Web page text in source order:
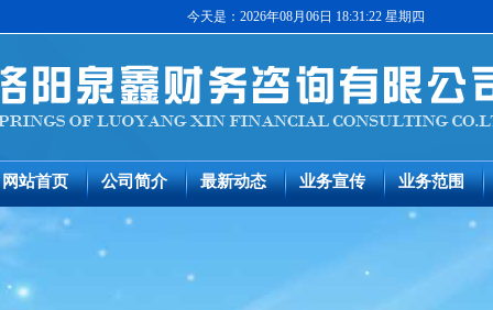
今天是：2026年08月06日 18:31:22 星期四
网站首页 公司简介 最新动态 业务宣传 业务范围